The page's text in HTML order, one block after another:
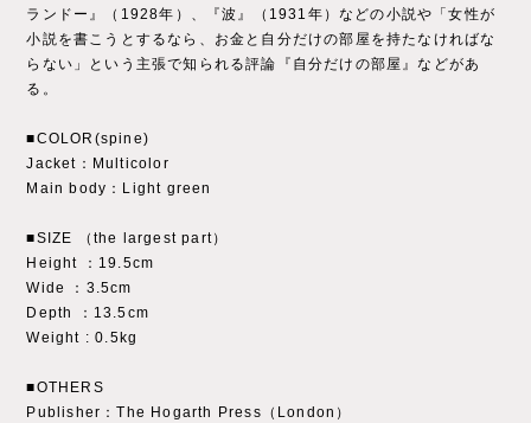
ランドー』（1928年）、『波』（1931年）などの小説や「女性が
小説を書こうとするなら、お金と自分だけの部屋を持たなければな
らない」という主張で知られる評論『自分だけの部屋』などがあ
る。
■COLOR(spine)
Jacket：Multicolor
Main body：Light green
■SIZE （the largest part）
Height ：19.5cm
Wide ：3.5cm
Depth ：13.5cm
Weight : 0.5kg
■OTHERS
Publisher：The Hogarth Press（London）